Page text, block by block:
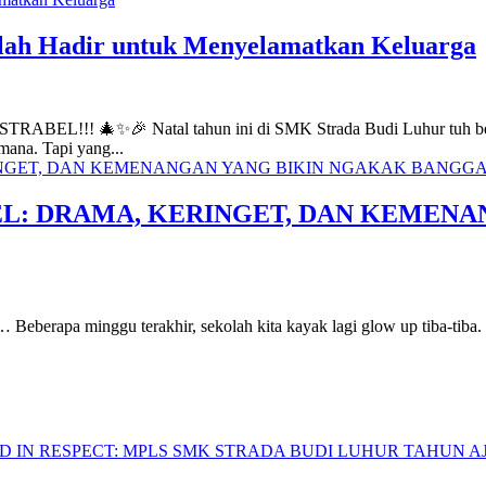
Hadir untuk Menyelamatkan Keluarga
🎄✨🎉 Natal tahun ini di SMK Strada Budi Luhur tuh
Tapi yang...
DRAMA, KERINGET, DAN
minggu terakhir, sekolah kita kayak lagi glow up tiba-
RESPECT: MPLS SMK STRADA BUDI LUHUR TAHUN